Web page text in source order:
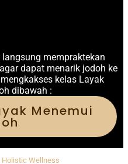
mempraktekan
dapat menarik jodoh ke
kelas Layak
dibawah :
Menemui
Holistic Wellness